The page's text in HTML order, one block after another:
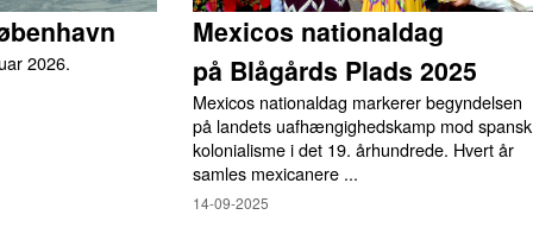
2026.
Mexicos nationaldag
på Blågårds Plads 2025
Mexicos nationaldag markerer begyndelsen
på landets uafhængighedskamp mod spansk
kolonialisme i det 19. århundrede. Hvert år
samles mexicanere ...
14-09-2025